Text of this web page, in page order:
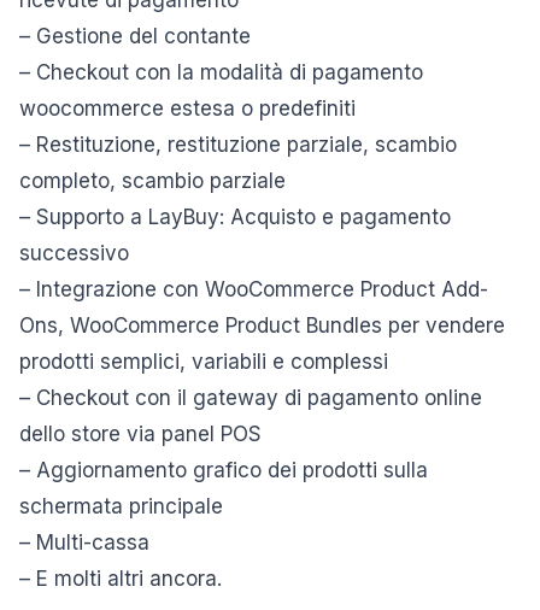
– Gestione del contante
– Checkout con la modalità di pagamento
woocommerce estesa o predefiniti
– Restituzione, restituzione parziale, scambio
completo, scambio parziale
– Supporto a LayBuy: Acquisto e pagamento
successivo
– Integrazione con WooCommerce Product Add-
Ons, WooCommerce Product Bundles per vendere
prodotti semplici, variabili e complessi
– Checkout con il gateway di pagamento online
dello store via panel POS
– Aggiornamento grafico dei prodotti sulla
schermata principale
– Multi-cassa
– E molti altri ancora.